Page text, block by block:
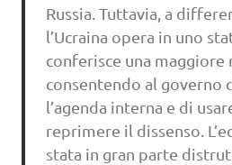
Russia. Tuttavia, a
l’Ucraina opera in uno
conferisce una maggiore
consentendo al governo
l’agenda interna e di
reprimere il dissenso.
stata in gran parte